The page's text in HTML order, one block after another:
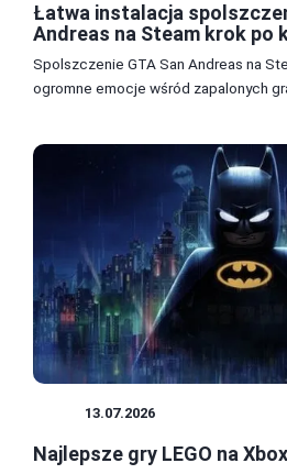
Łatwa instalacja
Andreas na Steam krok po
Spolszczenie GTA San Andreas na
ogromne emocje wśród zapalonych
13.07.2026
Najlepsze gry LEGO na